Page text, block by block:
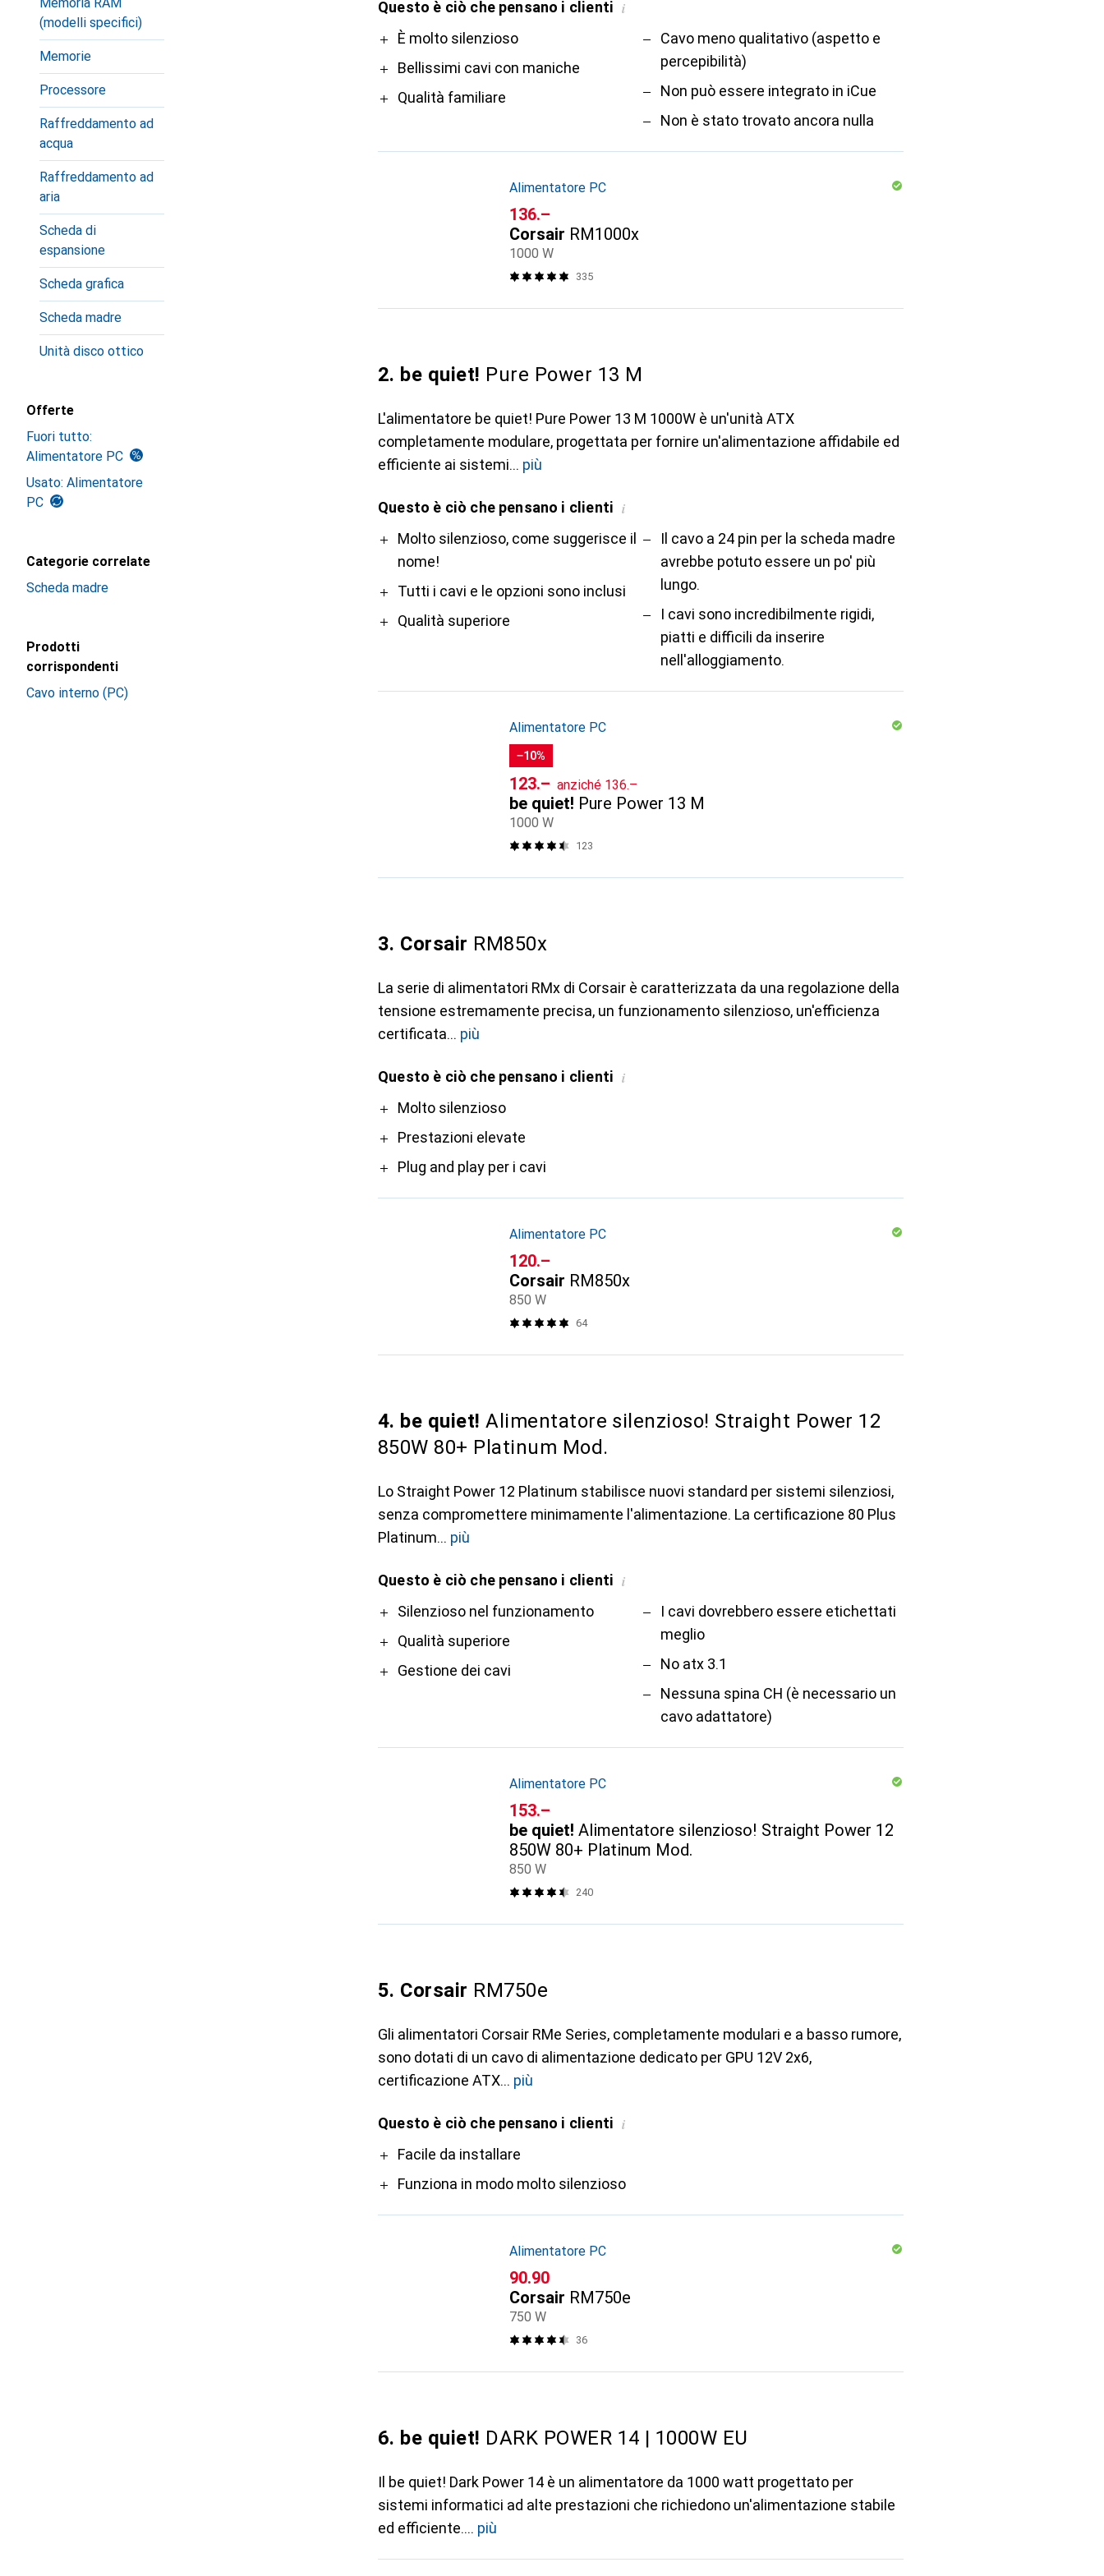
(modelli specifici)
Memorie
Processore
Raffreddamento ad
acqua
Raffreddamento ad
aria
Scheda di
espansione
Scheda grafica
Scheda madre
Unità disco ottico
Offerte
Fuori tutto:
Alimentatore PC
Usato: Alimentatore
PC
Categorie correlate
Scheda madre
Prodotti
corrispondenti
Cavo interno (PC)
Questo è ciò che pensano i clienti i
ProÈ molto silenzioso
Bellissimi cavi con maniche
Qualità familiare
Contro
Cavo meno qualitativo (aspetto e
percepibilità)
Non può essere integrato in iCue
Non è stato trovato ancora nulla
Alimentatore PC
CHF
136.–
Corsair RM1000x
1000 W
335
2. be quiet! Pure Power 13 M
L'alimentatore be quiet! Pure Power 13 M 1000W è un'unità ATX
completamente modulare, progettata per fornire un'alimentazione affidabile ed
efficiente ai sistemi
più
Questo è ciò che pensano i clienti i
ProMolto silenzioso, come suggerisce il
nome!
Tutti i cavi e le opzioni sono inclusi
Qualità superiore
Contro
Il cavo a 24 pin per la scheda madre
avrebbe potuto essere un po' più
lungo.
I cavi sono incredibilmente rigidi,
piatti e difficili da inserire
nell'alloggiamento.
Alimentatore PC
−10%
CHF
123.– anziché CHF
136.–
be quiet! Pure Power 13 M
1000 W
123
3. Corsair RM850x
La serie di alimentatori RMx di Corsair è caratterizzata da una regolazione della
tensione estremamente precisa, un funzionamento silenzioso, un'efficienza
certificata
più
Questo è ciò che pensano i clienti i
ProMolto silenzioso
Prestazioni elevate
Plug and play per i cavi
Alimentatore PC
CHF
120.–
Corsair RM850x
850 W
64
4. be quiet! Alimentatore silenzioso! Straight Power 12
850W 80+ Platinum Mod.
Lo Straight Power 12 Platinum stabilisce nuovi standard per sistemi silenziosi,
senza compromettere minimamente l'alimentazione. La certificazione 80 Plus
Platinum
più
Questo è ciò che pensano i clienti i
ProSilenzioso nel funzionamento
Qualità superiore
Gestione dei cavi
Contro
I cavi dovrebbero essere etichettati
meglio
No atx 3.1
Nessuna spina CH (è necessario un
cavo adattatore)
Alimentatore PC
CHF
153.–
be quiet! Alimentatore silenzioso! Straight Power 12
850W 80+ Platinum Mod.
850 W
240
5. Corsair RM750e
Gli alimentatori Corsair RMe Series, completamente modulari e a basso rumore,
sono dotati di un cavo di alimentazione dedicato per GPU 12V 2x6,
certificazione ATX
più
Questo è ciò che pensano i clienti i
ProFacile da installare
Funziona in modo molto silenzioso
Alimentatore PC
CHF
90.90
Corsair RM750e
750 W
36
6. be quiet! DARK POWER 14 | 1000W EU
Il be quiet! Dark Power 14 è un alimentatore da 1000 watt progettato per
sistemi informatici ad alte prestazioni che richiedono un'alimentazione stabile
ed efficiente.
più